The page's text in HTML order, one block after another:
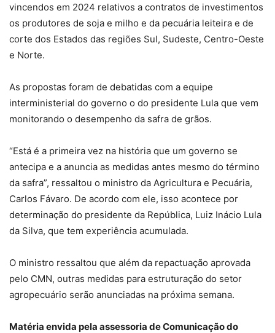
vincendos em 2024 relativos a contratos de investimentos
os produtores de soja e milho e da pecuária leiteira e de
corte dos Estados das regiões Sul, Sudeste, Centro-Oeste
e Norte.
As propostas foram de debatidas com a equipe
interministerial do governo o do presidente Lula que vem
monitorando o desempenho da safra de grãos.
“Está é a primeira vez na história que um governo se
antecipa e a anuncia as medidas antes mesmo do término
da safra”, ressaltou o ministro da Agricultura e Pecuária,
Carlos Fávaro. De acordo com ele, isso acontece por
determinação do presidente da República, Luiz Inácio Lula
da Silva, que tem experiência acumulada.
O ministro ressaltou que além da repactuação aprovada
pelo CMN, outras medidas para estruturação do setor
agropecuário serão anunciadas na próxima semana.
Matéria envida pela assessoria de Comunicação do